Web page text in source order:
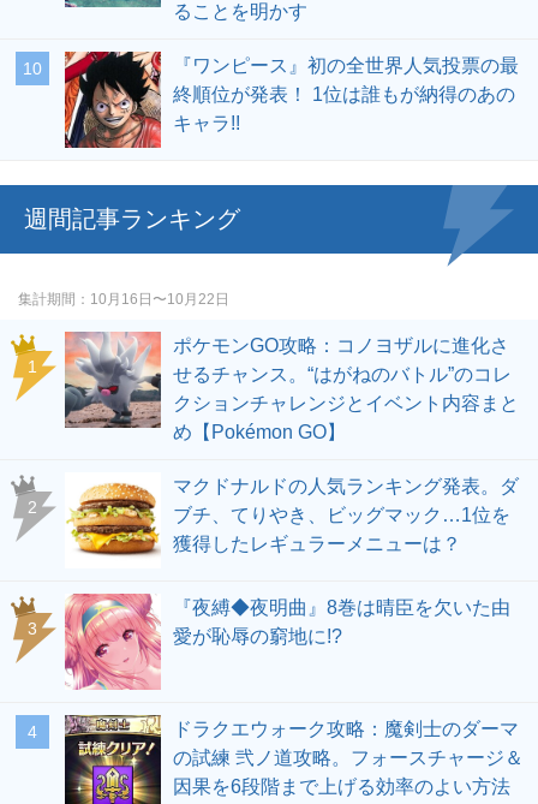
ることを明かす
『ワンピース』初の全世界人気投票の最
終順位が発表！ 1位は誰もが納得のあの
キャラ!!
週間記事ランキング
集計期間 10月16日〜10月22日
ポケモンGO攻略：コノヨザルに進化さ
せるチャンス。“はがねのバトル”のコレ
クションチャレンジとイベント内容まと
め【Pokémon GO】
マクドナルドの人気ランキング発表。ダ
ブチ、てりやき、ビッグマック…1位を
獲得したレギュラーメニューは？
『夜縛◆夜明曲』8巻は晴臣を欠いた由
愛が恥辱の窮地に!?
ドラクエウォーク攻略：魔剣士のダーマ
の試練 弐ノ道攻略。フォースチャージ＆
因果を6段階まで上げる効率のよい方法